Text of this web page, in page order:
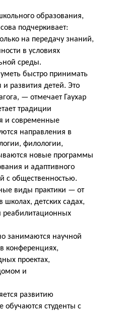
образования,
подчеркивает:
на передачу знаний,
в условиях
среды.
быстро принимать
развития детей. Это
— отмечает Гаухар
традиции
и современные
направления в
филологии,
новые программы
и адаптивного
с общественностью.
виды практики — от
детских садах,
реабилитационных
занимаются научной
конференциях,
проектах,
и
развитию
обучаются студенты с